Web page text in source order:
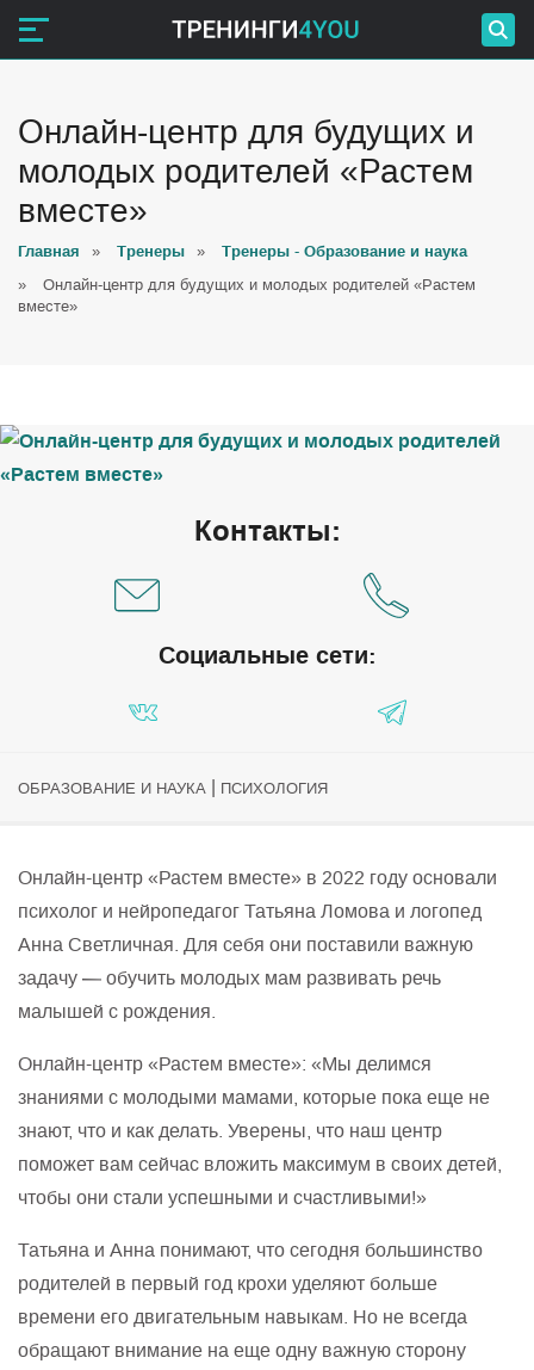
Онлайн-центр для будущих и
молодых родителей «Растем
вместе»
Главная » Тренеры » Тренеры - Образование и наука
»
Онлайн-центр для будущих и молодых родителей «Растем
вместе»
Контакты:
Социальные сети:
ОБРАЗОВАНИЕ И НАУКА | ПСИХОЛОГИЯ
Онлайн-центр «Растем вместе» в 2022 году основали
психолог и нейропедагог Татьяна Ломова и логопед
Анна Светличная. Для себя они поставили важную
задачу — обучить молодых мам развивать речь
малышей с рождения.
Онлайн-центр «Растем вместе»: «Мы делимся
знаниями с молодыми мамами, которые пока еще не
знают, что и как делать. Уверены, что наш центр
поможет вам сейчас вложить максимум в своих детей,
чтобы они стали успешными и счастливыми!»
Татьяна и Анна понимают, что сегодня большинство
родителей в первый год крохи уделяют больше
времени его двигательным навыкам. Но не всегда
обращают внимание на еще одну важную сторону